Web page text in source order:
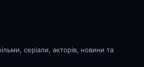
серіали, акторів, новини та